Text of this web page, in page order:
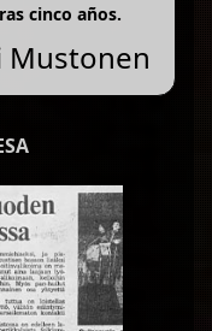
cinco años.
Mustonen